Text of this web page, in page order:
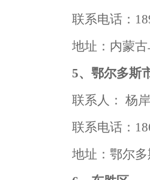
联系电话：
地址：内蒙
5、鄂尔多斯
联系人： 杨
联系电话：
地址：鄂尔